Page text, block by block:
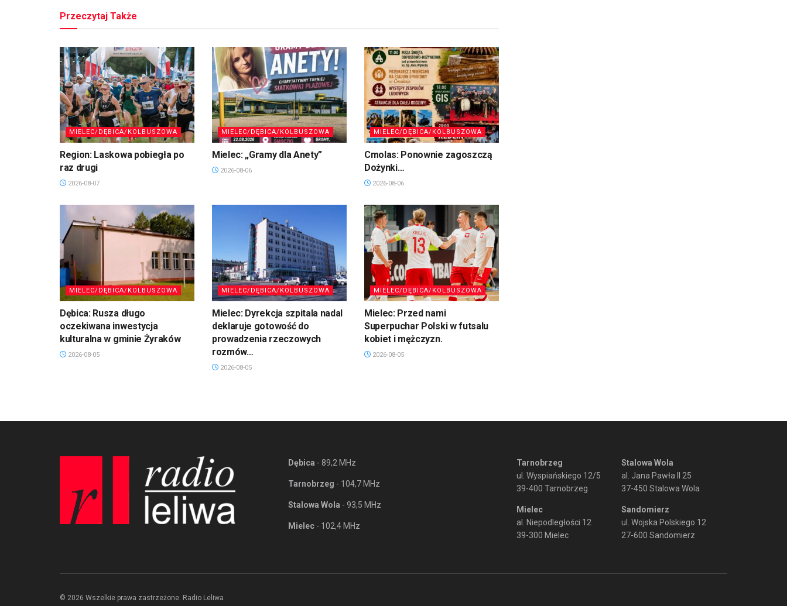
Przeczytaj Także
MIELEC/DĘBICA/KOLBUSZOWA
Region: Laskowa pobiegła po
raz drugi
2026-08-07
MIELEC/DĘBICA/KOLBUSZOWA
Mielec: „Gramy dla Anety”
2026-08-06
MIELEC/DĘBICA/KOLBUSZOWA
Cmolas: Ponownie zagoszczą
Dożynki…
2026-08-06
MIELEC/DĘBICA/KOLBUSZOWA
Dębica: Rusza długo
oczekiwana inwestycja
kulturalna w gminie Żyraków
2026-08-05
MIELEC/DĘBICA/KOLBUSZOWA
Mielec: Dyrekcja szpitala nadal
deklaruje gotowość do
prowadzenia rzeczowych
rozmów…
2026-08-05
MIELEC/DĘBICA/KOLBUSZOWA
Mielec: Przed nami
Superpuchar Polski w futsalu
kobiet i mężczyzn.
2026-08-05
Dębica - 89,2 MHz
Tarnobrzeg - 104,7 MHz
Stalowa Wola - 93,5 MHz
Mielec - 102,4 MHz
Tarnobrzeg
ul. Wyspiańskiego 12/5
39-400 Tarnobrzeg
Mielec
al. Niepodległości 12
39-300 Mielec
Stalowa Wola
al. Jana Pawła II 25
37-450 Stalowa Wola
Sandomierz
ul. Wojska Polskiego 12
27-600 Sandomierz
© 2026 Wszelkie prawa zastrzeżone. Radio Leliwa